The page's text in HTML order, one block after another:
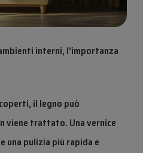
interni, l’importanza
il legno può
viene trattato. Una vernice
una pulizia più rapida e